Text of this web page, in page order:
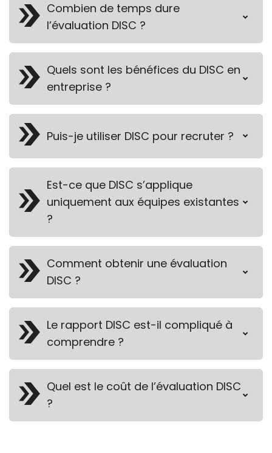
Combien de temps dure
l’évaluation DISC ?
Quels sont les bénéfices du DISC en
entreprise ?
Puis-je utiliser DISC pour recruter ?
Est-ce que DISC s’applique
uniquement aux équipes existantes
?
Comment obtenir une évaluation
DISC ?
Le rapport DISC est-il compliqué à
comprendre ?
Quel est le coût de l’évaluation DISC
?